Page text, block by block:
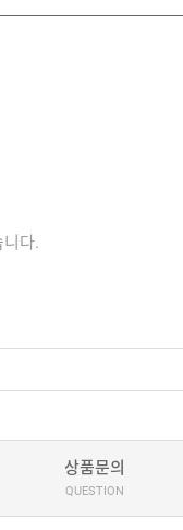
니다.
상품문의
QUESTION